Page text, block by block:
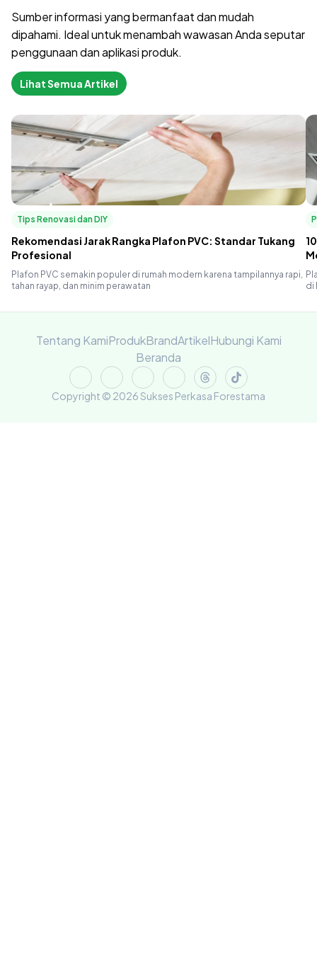
Sumber informasi yang bermanfaat dan mudah
dipahami. Ideal untuk menambah wawasan Anda seputar
penggunaan dan aplikasi produk.
Lihat Semua Artikel
Tips Renovasi dan DIY
Rekomendasi Jarak Rangka Plafon PVC: Standar Tukang
Profesional
Plafon PVC semakin populer di rumah modern karena tampilannya rapi,
tahan rayap, dan minim perawatan
di
Tentang KamiProdukBrandArtikelHubungi Kami
Beranda
Copyright © 2026 Sukses Perkasa Forestama